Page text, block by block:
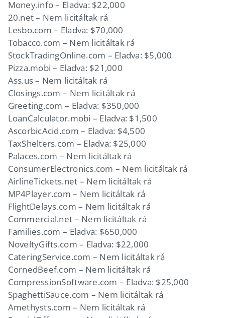
Money.info – Eladva: $22,000
20.net – Nem licitáltak rá
Lesbo.com – Eladva: $70,000
Tobacco.com – Nem licitáltak rá
StockTradingOnline.com – Eladva: $5,000
Pizza.mobi – Eladva: $21,000
Ass.us – Nem licitáltak rá
Closings.com – Nem licitáltak rá
Greeting.com – Eladva: $350,000
LoanCalculator.mobi – Eladva: $1,500
AscorbicAcid.com – Eladva: $4,500
TaxShelters.com – Eladva: $25,000
Palaces.com – Nem licitáltak rá
ConsumerElectronics.com – Nem licitáltak rá
AirlineTickets.net – Nem licitáltak rá
MP4Player.com – Nem licitáltak rá
FlightDelays.com – Nem licitáltak rá
Commercial.net – Nem licitáltak rá
Families.com – Eladva: $650,000
NoveltyGifts.com – Eladva: $22,000
CateringService.com – Nem licitáltak rá
CornedBeef.com – Nem licitáltak rá
CompressionSoftware.com – Eladva: $25,000
SpaghettiSauce.com – Nem licitáltak rá
Amethysts.com – Nem licitáltak rá